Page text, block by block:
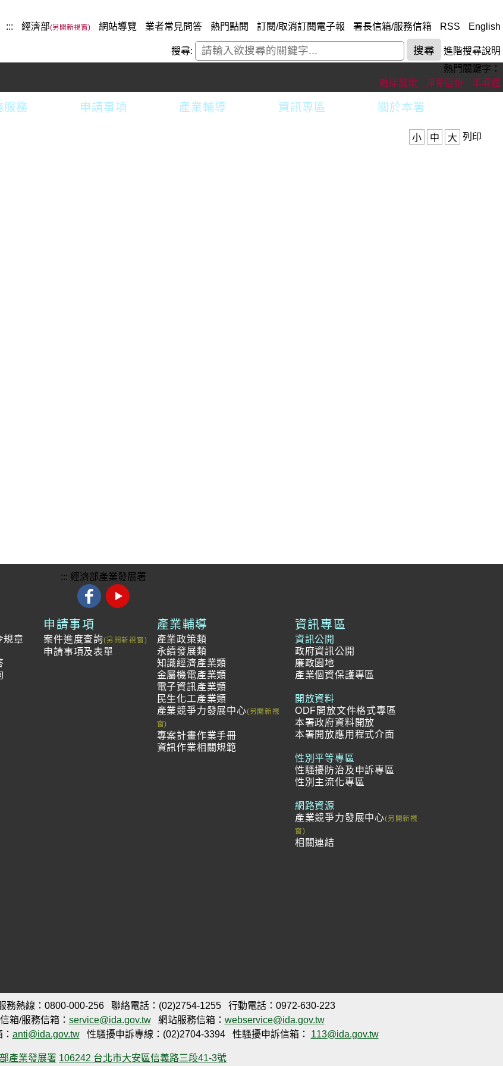
::: 經濟部 網站導覽 業者常見問答 熱門點閱 訂閱/取消訂閱電子報 署長信箱/服務信箱 RSS English
搜尋:
進階搜尋說明
熱門關鍵字：
離岸風電
淨零碳排 半導體
服務 申請事項 產業輔導 資訊專區 關於本署
小 中 大 列印
::: 經濟部產業發展署
規章
申請事項
案件進度查詢
申請事項及表單
產業輔導
產業政策類
永續發展類
知識經濟產業類
金屬機電產業類
電子資訊產業類
民生化工產業類
產業競爭力發展中心
專案計畫作業手冊
資訊作業相關規範
資訊專區
資訊公開
政府資訊公開
廉政園地
產業個資保護專區
開放資料
ODF開放文件格式專區
本署政府資料開放
本署開放應用程式介面
性別平等專區
性騷擾防治及申訴專區
性別主流化專區
網路資源
產業競爭力發展中心
相關連結
務熱線：0800-000-256 聯絡電話：(02)2754-1255
行動電話：0972-630-223
箱/服務信箱： service@ida.gov.tw 網站服務信箱： webservice@ida.gov.tw
anti@ida.gov.tw 性騷擾申訴專線：(02)2704-3394 性騷擾申訴信箱： 113@ida.gov.tw
產業發展署 106242 台北市大安區信義路三段41-3號